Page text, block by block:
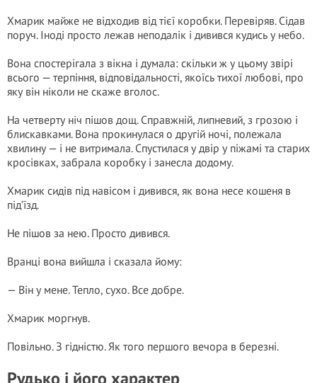
Хмарик майже не відходив від тієї коробки. Перевіряв. Сідав
поруч. Іноді просто лежав неподалік і дивився кудись у небо.
Вона спостерігала з вікна і думала: скільки ж у цьому звірі
всього — терпіння, відповідальності, якоїсь тихої любові, про
яку він ніколи не скаже вголос.
На четверту ніч пішов дощ. Справжній, липневий, з грозою і
блискавками. Вона прокинулася о другій ночі, полежала
хвилину — і не витримала. Спустилася у двір у піжамі та старих
кросівках, забрала коробку і занесла додому.
Хмарик сидів під навісом і дивився, як вона несе кошеня в
під’їзд.
Не пішов за нею. Просто дивився.
Вранці вона вийшла і сказала йому:
— Він у мене. Тепло, сухо. Все добре.
Хмарик моргнув.
Повільно. З гідністю. Як того першого вечора в березні.
Рудько і його характер